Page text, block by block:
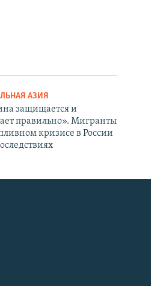
АЗИЯ
защищается и
правильно». Мигранты
кризисе в России